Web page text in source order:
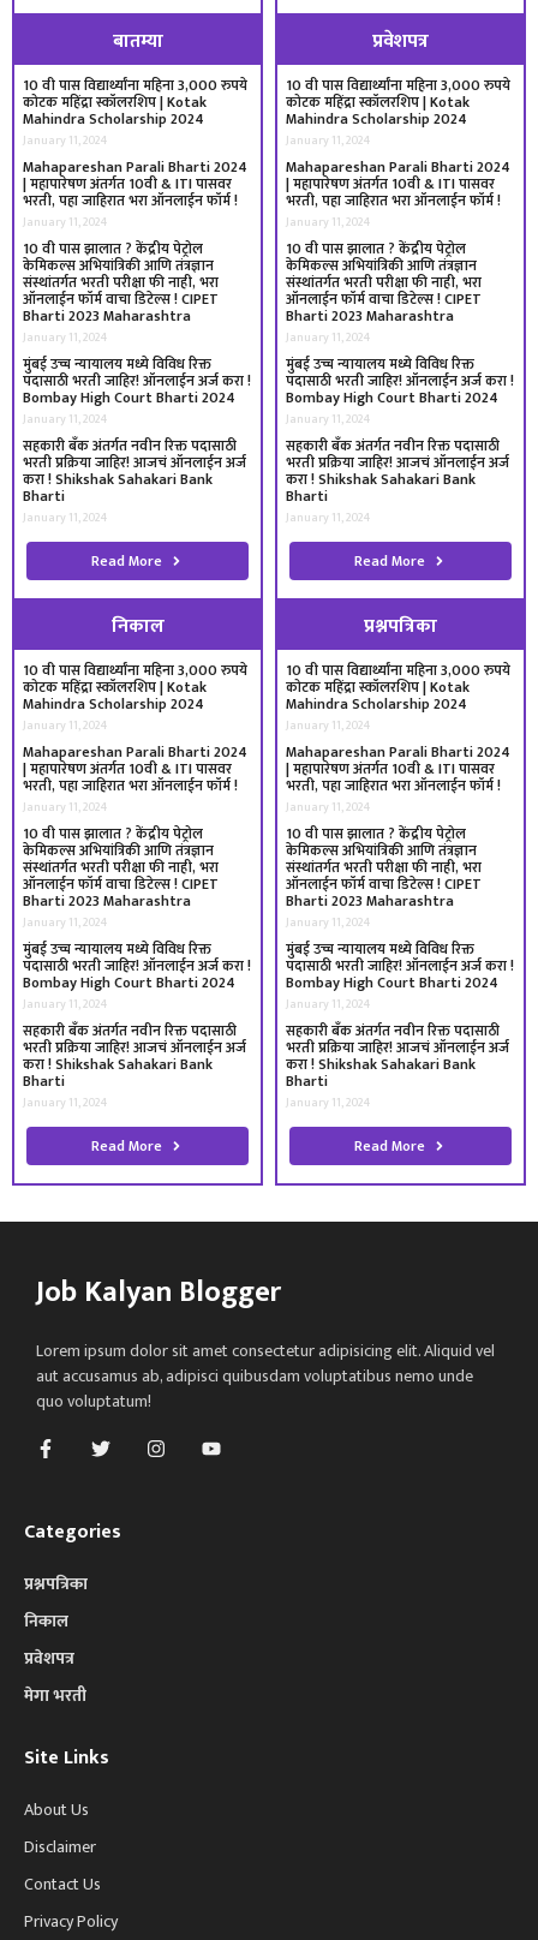
बातम्या
10 वी पास विद्यार्थ्यांना महिना 3,000 रुपये
कोटक महिंद्रा स्कॉलरशिप | Kotak
Mahindra Scholarship 2024
January 11, 2024
Mahapareshan Parali Bharti 2024
| महापारेषण अंतर्गत 10वी & ITI पासवर
भरती, पहा जाहिरात भरा ऑनलाईन फॉर्म !
January 11, 2024
10 वी पास झालात ? केंद्रीय पेट्रोल
केमिकल्स अभियांत्रिकी आणि तंत्रज्ञान
संस्थांतर्गत भरती परीक्षा फी नाही, भरा
ऑनलाईन फॉर्म वाचा डिटेल्स ! CIPET
Bharti 2023 Maharashtra
January 11, 2024
मुंबई उच्च न्यायालय मध्ये विविध रिक्त
पदासाठी भरती जाहिर! ऑनलाईन अर्ज करा !
Bombay High Court Bharti 2024
January 11, 2024
सहकारी बँक अंतर्गत नवीन रिक्त पदासाठी
भरती प्रक्रिया जाहिर! आजचं ऑनलाईन अर्ज
करा ! Shikshak Sahakari Bank
Bharti
January 11, 2024
Read More
प्रवेशपत्र
10 वी पास विद्यार्थ्यांना महिना 3,000 रुपये
कोटक महिंद्रा स्कॉलरशिप | Kotak
Mahindra Scholarship 2024
January 11, 2024
Mahapareshan Parali Bharti 2024
| महापारेषण अंतर्गत 10वी & ITI पासवर
भरती, पहा जाहिरात भरा ऑनलाईन फॉर्म !
January 11, 2024
10 वी पास झालात ? केंद्रीय पेट्रोल
केमिकल्स अभियांत्रिकी आणि तंत्रज्ञान
संस्थांतर्गत भरती परीक्षा फी नाही, भरा
ऑनलाईन फॉर्म वाचा डिटेल्स ! CIPET
Bharti 2023 Maharashtra
January 11, 2024
मुंबई उच्च न्यायालय मध्ये विविध रिक्त
पदासाठी भरती जाहिर! ऑनलाईन अर्ज करा !
Bombay High Court Bharti 2024
January 11, 2024
सहकारी बँक अंतर्गत नवीन रिक्त पदासाठी
भरती प्रक्रिया जाहिर! आजचं ऑनलाईन अर्ज
करा ! Shikshak Sahakari Bank
Bharti
January 11, 2024
Read More
निकाल
10 वी पास विद्यार्थ्यांना महिना 3,000 रुपये
कोटक महिंद्रा स्कॉलरशिप | Kotak
Mahindra Scholarship 2024
January 11, 2024
Mahapareshan Parali Bharti 2024
| महापारेषण अंतर्गत 10वी & ITI पासवर
भरती, पहा जाहिरात भरा ऑनलाईन फॉर्म !
January 11, 2024
10 वी पास झालात ? केंद्रीय पेट्रोल
केमिकल्स अभियांत्रिकी आणि तंत्रज्ञान
संस्थांतर्गत भरती परीक्षा फी नाही, भरा
ऑनलाईन फॉर्म वाचा डिटेल्स ! CIPET
Bharti 2023 Maharashtra
January 11, 2024
मुंबई उच्च न्यायालय मध्ये विविध रिक्त
पदासाठी भरती जाहिर! ऑनलाईन अर्ज करा !
Bombay High Court Bharti 2024
January 11, 2024
सहकारी बँक अंतर्गत नवीन रिक्त पदासाठी
भरती प्रक्रिया जाहिर! आजचं ऑनलाईन अर्ज
करा ! Shikshak Sahakari Bank
Bharti
January 11, 2024
Read More
प्रश्नपत्रिका
10 वी पास विद्यार्थ्यांना महिना 3,000 रुपये
कोटक महिंद्रा स्कॉलरशिप | Kotak
Mahindra Scholarship 2024
January 11, 2024
Mahapareshan Parali Bharti 2024
| महापारेषण अंतर्गत 10वी & ITI पासवर
भरती, पहा जाहिरात भरा ऑनलाईन फॉर्म !
January 11, 2024
10 वी पास झालात ? केंद्रीय पेट्रोल
केमिकल्स अभियांत्रिकी आणि तंत्रज्ञान
संस्थांतर्गत भरती परीक्षा फी नाही, भरा
ऑनलाईन फॉर्म वाचा डिटेल्स ! CIPET
Bharti 2023 Maharashtra
January 11, 2024
मुंबई उच्च न्यायालय मध्ये विविध रिक्त
पदासाठी भरती जाहिर! ऑनलाईन अर्ज करा !
Bombay High Court Bharti 2024
January 11, 2024
सहकारी बँक अंतर्गत नवीन रिक्त पदासाठी
भरती प्रक्रिया जाहिर! आजचं ऑनलाईन अर्ज
करा ! Shikshak Sahakari Bank
Bharti
January 11, 2024
Read More
Job Kalyan Blogger
Lorem ipsum dolor sit amet consectetur adipisicing elit. Aliquid vel
aut accusamus ab, adipisci quibusdam voluptatibus nemo unde
quo voluptatum!
Categories
प्रश्नपत्रिका
निकाल
प्रवेशपत्र
मेगा भरती
Site Links
About Us
Disclaimer
Contact Us
Privacy Policy